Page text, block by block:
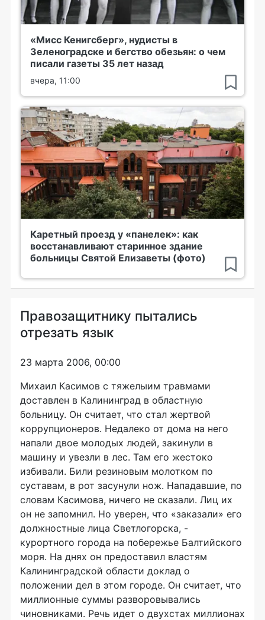
«Мисс Кенигсберг», нудисты в
Зеленоградске и бегство обезьян: о чем
писали газеты 35 лет назад
вчера, 11:00
Каретный проезд у «панелек»: как
восстанавливают старинное здание
больницы Святой Елизаветы (фото)
Правозащитнику пытались
отрезать язык
23 марта 2006, 00:00
Михаил Касимов с тяжелыим травмами
доставлен в Калининград в областную
больницу. Он считает, что стал жертвой
коррупционеров. Недалеко от дома на него
напали двое молодых людей, закинули в
машину и увезли в лес. Там его жестоко
избивали. Били резиновым молотком по
суставам, в рот засунули нож. Нападавшие, по
словам Касимова, ничего не сказали. Лиц их
он не запомнил. Но уверен, что «заказали» его
должностные лица Светлогорска, -
курортного города на побережье Балтийского
моря. На днях он предоставил властям
Калининградской области доклад о
положении дел в этом городе. Он считает, что
миллионные суммы разворовывались
чиновниками. Речь идет о двухстах миллионах